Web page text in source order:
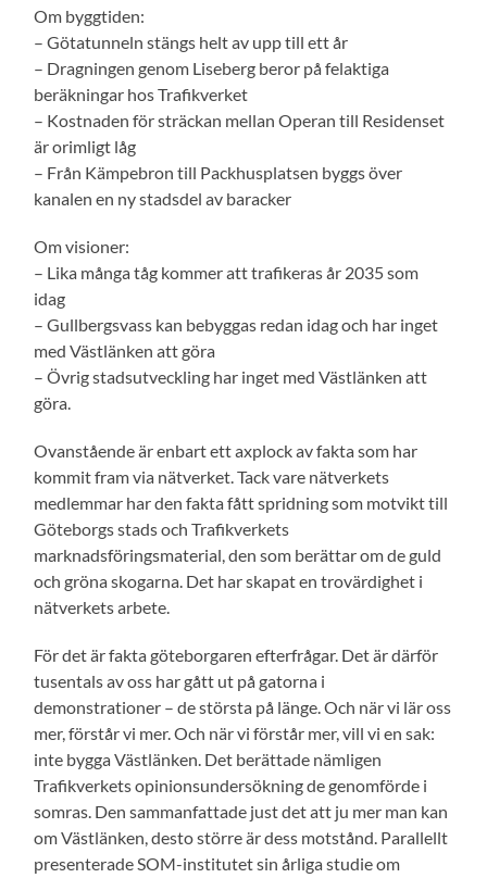
Om byggtiden:
– Götatunneln stängs helt av upp till ett år
– Dragningen genom Liseberg beror på felaktiga
beräkningar hos Trafikverket
– Kostnaden för sträckan mellan Operan till Residenset
är orimligt låg
– Från Kämpebron till Packhusplatsen byggs över
kanalen en ny stadsdel av baracker
Om visioner:
– Lika många tåg kommer att trafikeras år 2035 som
idag
– Gullbergsvass kan bebyggas redan idag och har inget
med Västlänken att göra
– Övrig stadsutveckling har inget med Västlänken att
göra.
Ovanstående är enbart ett axplock av fakta som har
kommit fram via nätverket. Tack vare nätverkets
medlemmar har den fakta fått spridning som motvikt till
Göteborgs stads och Trafikverkets
marknadsföringsmaterial, den som berättar om de guld
och gröna skogarna. Det har skapat en trovärdighet i
nätverkets arbete.
För det är fakta göteborgaren efterfrågar. Det är därför
tusentals av oss har gått ut på gatorna i
demonstrationer – de största på länge. Och när vi lär oss
mer, förstår vi mer. Och när vi förstår mer, vill vi en sak:
inte bygga Västlänken. Det berättade nämligen
Trafikverkets opinionsundersökning de genomförde i
somras. Den sammanfattade just det att ju mer man kan
om Västlänken, desto större är dess motstånd. Parallellt
presenterade SOM-institutet sin årliga studie om